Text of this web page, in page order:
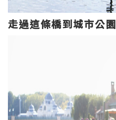
走過這條橋到城市公園